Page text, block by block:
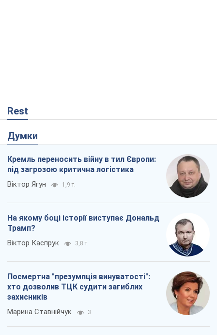
Rest
Думки
Кремль переносить війну в тил Європи:
під загрозою критична логістика
Віктор Ягун 1,9 т.
На якому боці історії виступає Дональд
Трамп?
Віктор Каспрук 3,8 т.
Посмертна "презумпція винуватості":
хто дозволив ТЦК судити загиблих
захисників
Марина Ставнійчук 3